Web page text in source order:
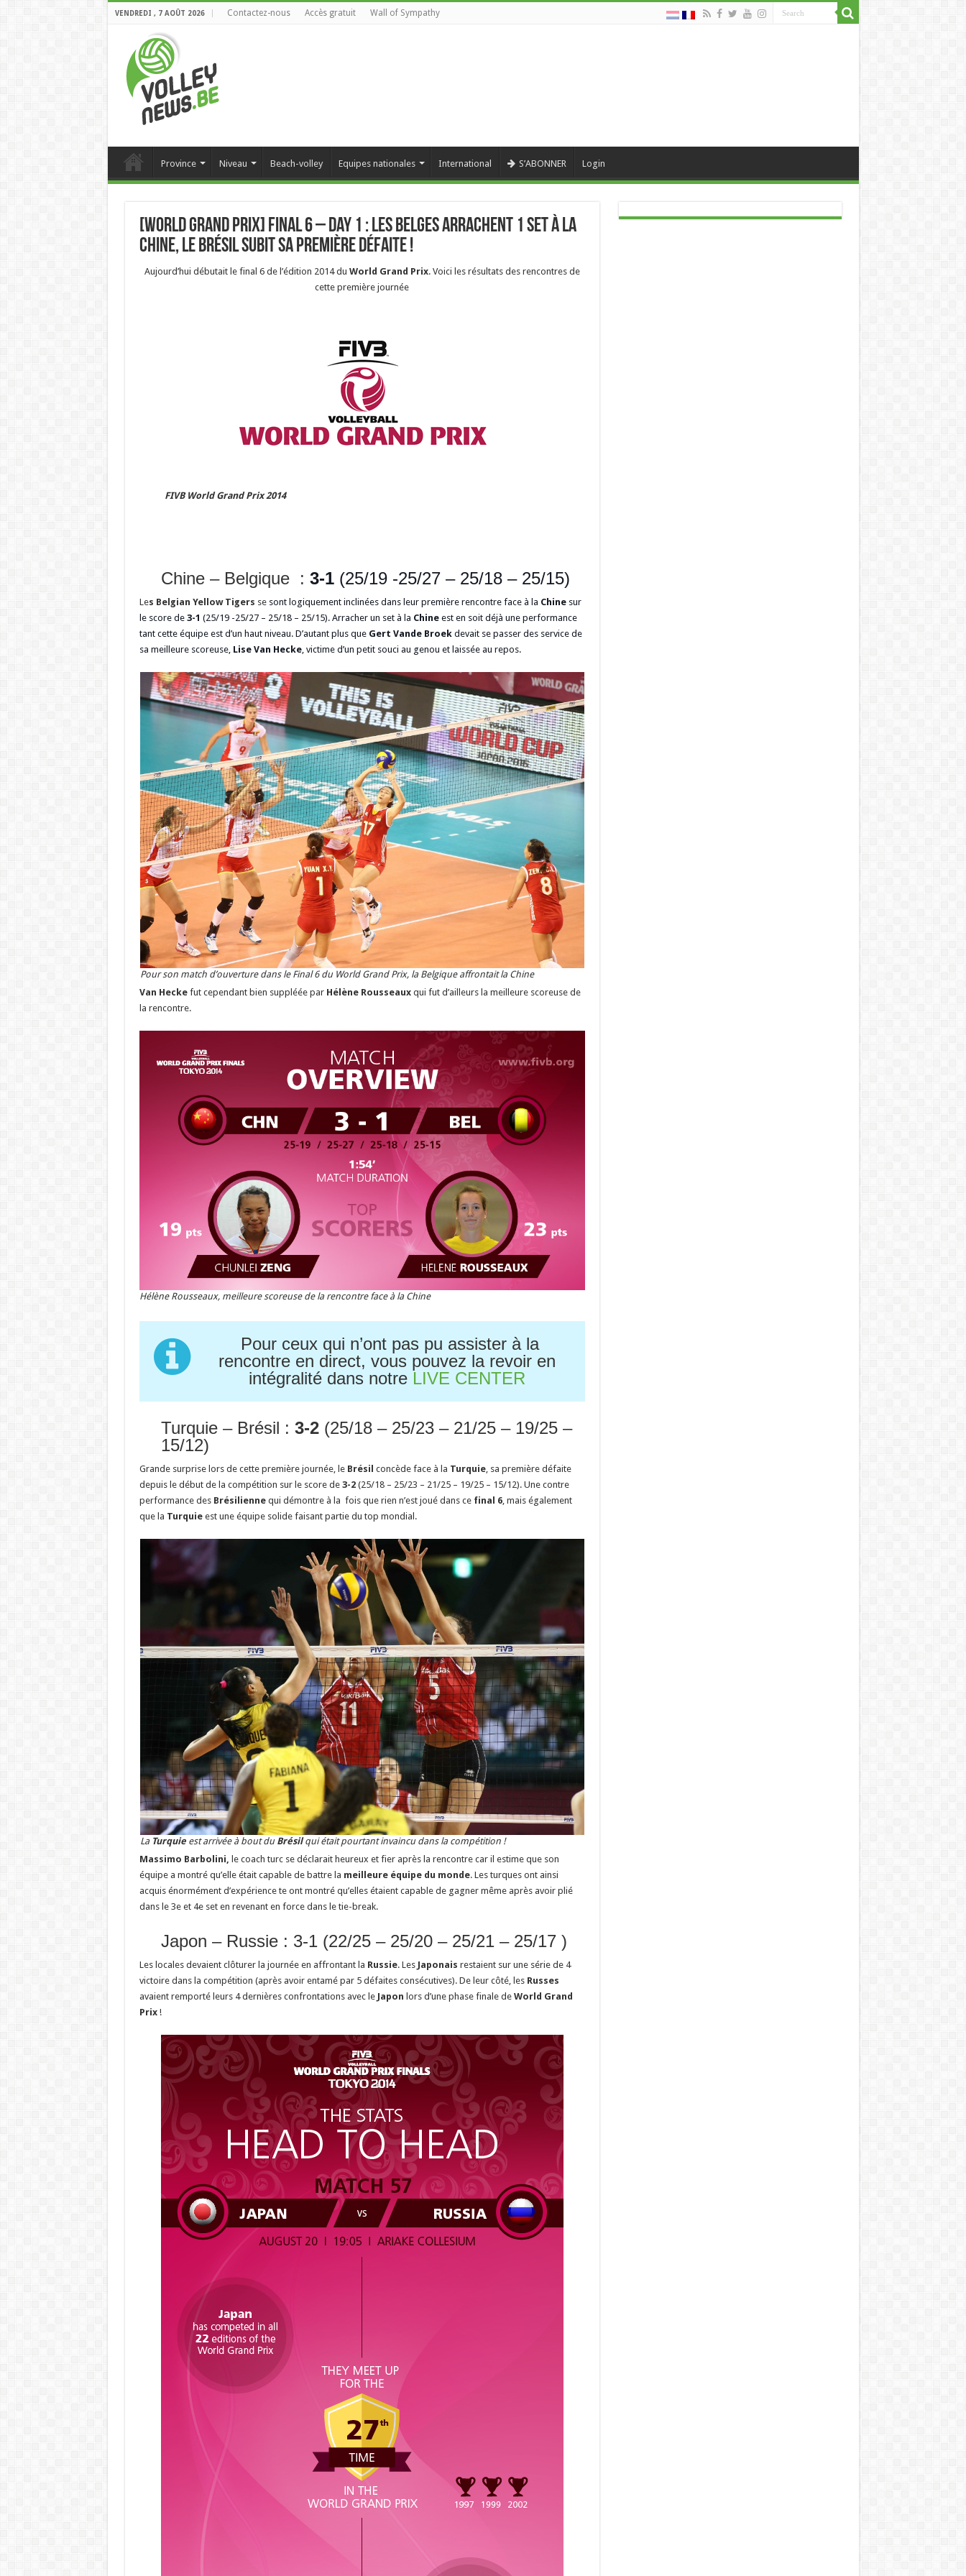
VENDREDI , 7 AOÛT 2026 Contactez-nous Accès gratuit Wall of Sympathy
Province Niveau Beach-volley Equipes nationales International S’ABONNER Login
[World Grand Prix] Final 6 – Day 1 : Les belges arrachent 1 set à la
Chine, le Brésil subit sa première défaite !
Aujourd’hui débutait le final 6 de l’édition 2014 du World Grand Prix. Voici les résultats des rencontres de
cette première journée
FIVB World Grand Prix 2014
Chine – Belgique : 3-1(25/19 -25/27 – 25/18 – 25/15)
Les Belgian Yellow Tigers sesont logiquement inclinées dans leur première rencontre face à la Chinesur
le score de 3-1 (25/19 -25/27 – 25/18 – 25/15). Arracher un set à la Chineest en soit déjà une performance
tant cette équipe est d’un haut niveau. D’autant plus que Gert Vande Broekdevait se passer des service de
sa meilleure scoreuse, Lise Van Hecke, victime d’un petit souci au genou et laissée au repos.
Pour son match d’ouverture dans le Final 6 du World Grand Prix, la Belgique affrontait la Chine
Van Heckefut cependant bien suppléée par Hélène Rousseauxqui fut d’ailleurs la meilleure scoreuse de
la rencontre.
Hélène Rousseaux, meilleure scoreuse de la rencontre face à la Chine
Pour ceux qui n’ont pas pu assister à la
rencontre en direct, vous pouvez la revoir en
intégralité dans notre LIVE CENTER
Turquie – Brésil : 3-2(25/18 – 25/23 – 21/25 – 19/25 –
15/12)
Grande surprise lors de cette première journée, le Brésil concède face à la Turquie, sa première défaite
depuis le début de la compétition sur le score de 3-2(25/18 – 25/23 – 21/25 – 19/25 – 15/12). Une contre
performance des Brésiliennequi démontre à la fois que rien n’est joué dans cefinal 6, mais également
que la Turquieest une équipe solide faisant partie du top mondial.
La Turquieest arrivée à bout du Brésilqui était pourtant invaincu dans la compétition !
Massimo Barbolini,
le coach turc se déclarait heureux et fier après la rencontre car il estime que son
équipe a montré qu’elle était capable de battre la meilleure équipe du monde. Les turques ont ainsi
acquis énormément d’expérience te ont montré qu’elles étaient capable de gagner même après avoir plié
dans le 3e et 4e set en revenant en force dans le tie-break.
Japon – Russie : 3-1 (22/25 – 25/20 – 25/21 – 25/17 )
Les locales devaient clôturer la journée en affrontant la Russie. Les Japonais restaient sur une série de 4
victoire dans la compétition (après avoir entamé par 5 défaites consécutives). De leur côté, les Russes
avaient remporté leurs 4 dernières confrontations avec le Japon lors d’une phase finale de World Grand
Prix!